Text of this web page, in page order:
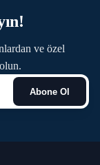
ve özel
Abone Ol